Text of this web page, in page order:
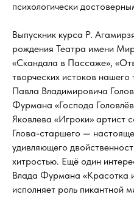
психологически
Выпускник курса Р.
рождения Театра имени
«Скандала в Пассаже»,
творческих истоков
Павла Владимировича
Фурмана «Господа
Яковлева «Игроки» артист
Глова-старшего —
удивляющего
хитростью. Ещё один
Влада Фурмана «Красотка
исполняет роль пикантной